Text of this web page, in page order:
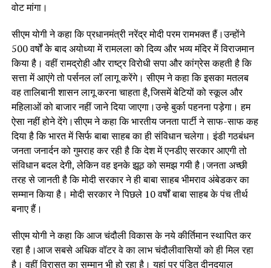
वोट मांगा।
सीएम योगी ने कहा कि प्रधानमंत्री नरेंद्र मोदी परम रामभक्त हैं।उन्होंने
500 वर्षों के बाद अयोध्या में रामलला को दिव्य और भव्य मंदिर में विराजमान
किया है। वहीं रामद्रोही और राष्ट्र विरोधी सपा और कांग्रेस कहती है कि
सत्ता में आएंगे तो पर्सनल लॉ लागू करेंगे। सीएम ने कहा कि इसका मतलब
वह तालिबानी शासन लागू करना चाहता है,जिसमें बेटियों को स्कूल और
महिलाओं को बाजार नहीं जाने दिया जाएगा।उन्हे बुर्का पहनना पड़ेगा। हम
ऐसा नहीं होने देंगे।सीएम ने कहा कि भारतीय जनता पार्टी ने साफ-साफ कह
दिया है कि भारत में सिर्फ बाबा साहब का ही संविधान चलेगा। इंडी गठबंधन
जनता जनार्दन को गुमराह कर रही है कि देश में एनडीए सरकार आएगी तो
संविधान बदल देगी, लेकिन वह इनके झूठ को समझ गयी है।जनता अच्छी
तरह से जानती है कि मोदी सरकार ने ही बाबा साहब भीमराव अंबेडकर का
सम्मान किया है। मोदी सरकार ने पिछले 10 वर्षों बाबा साहब के पंच तीर्थ
बनाए हैं।
सीएम योगी ने कहा कि आज चंदौली विकास के नये कीर्तिमान स्थापित कर
रहा है।आज सबसे अधिक वॉटर वे का लाभ चंदौलीवासियों को ही मिल रहा
है। वहीं विरासत का सम्मान भी हो रहा है। यहां पर पंडित दीनदयाल